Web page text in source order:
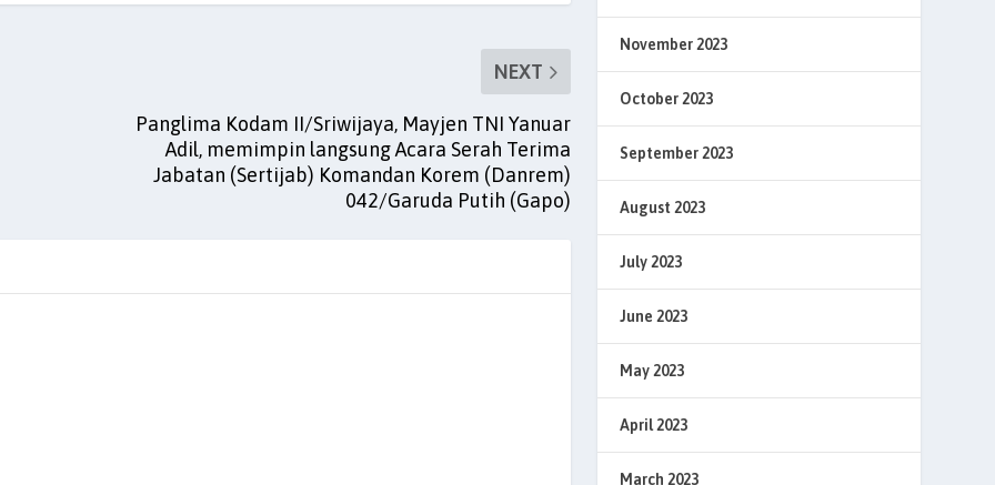
NEXT
Panglima Kodam II/Sriwijaya, Mayjen TNI Yanuar
Adil, memimpin langsung Acara Serah Terima
Jabatan (Sertijab) Komandan Korem (Danrem)
042/Garuda Putih (Gapo)
November 2023
October 2023
September 2023
August 2023
July 2023
June 2023
May 2023
April 2023
March 2023